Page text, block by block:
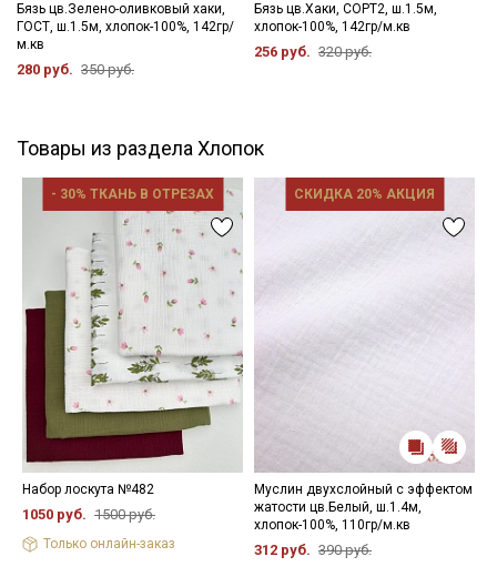
Бязь цв.Зелено-оливковый хаки,
ГОСТ, ш.1.5м, хлопок-100%, 142гр/
м.кв
280 руб. 350 руб.
Бязь цв.Хаки, СОРТ2, ш.1.5м,
хлопок-100%, 142гр/м.кв
256 руб. 320 руб.
Товары из раздела Хлопок
- 30% ТКАНЬ В ОТРЕЗАХ
Набор лоскута №482
1050 руб. 1500 руб.
Только онлайн-заказ
СКИДКА 20% АКЦИЯ
Муслин двухслойный с эффектом
жатости цв.Белый, ш.1.4м,
хлопок-100%, 110гр/м.кв
312 руб. 390 руб.